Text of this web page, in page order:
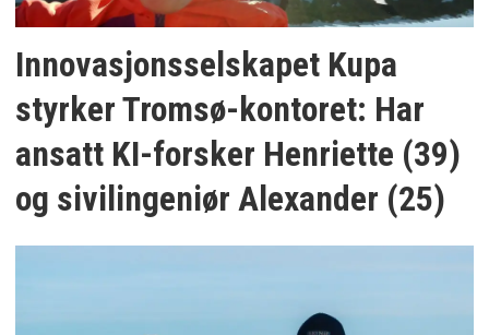
Innovasjonsselskapet Kupa
styrker Tromsø-kontoret: Har
ansatt KI-forsker Henriette (39)
og sivilingeniør Alexander (25)